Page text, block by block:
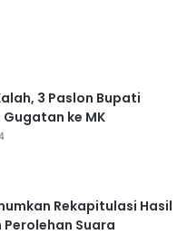
3 Paslon Bupati
ke MK
Rekapitulasi Hasil
Suara